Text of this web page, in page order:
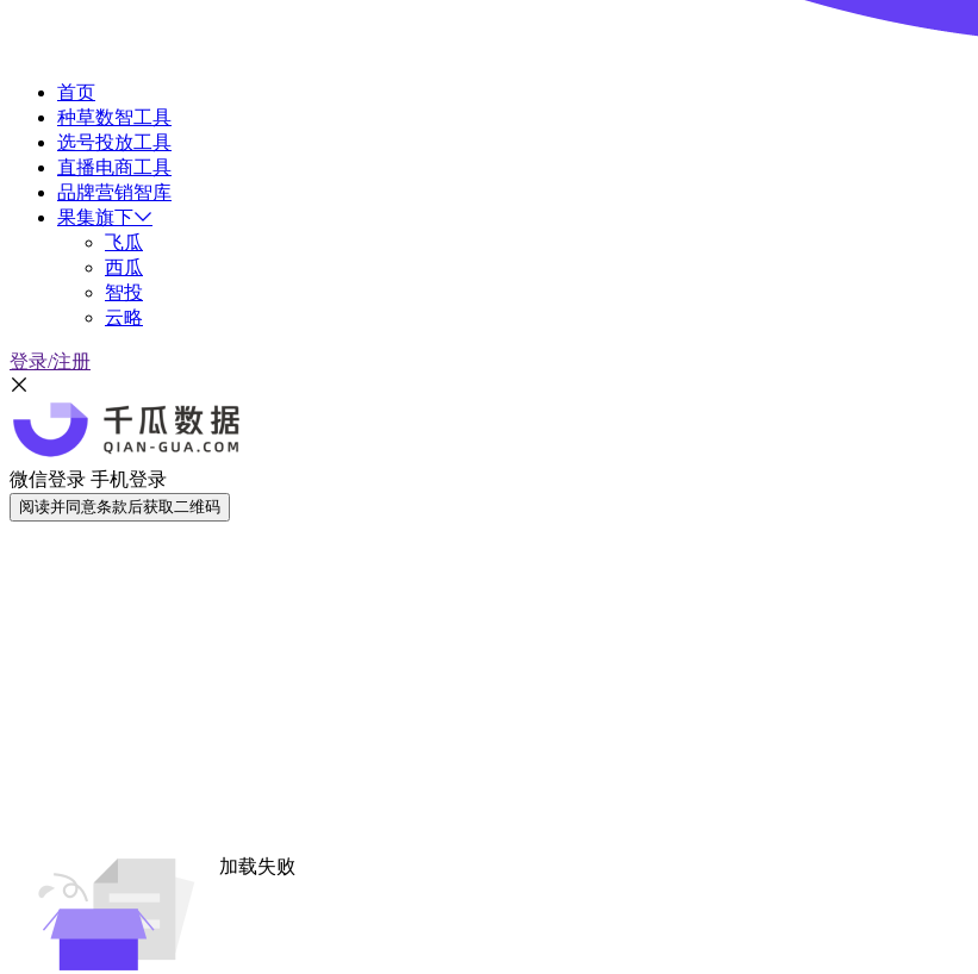
首页
种草数智工具
选号投放工具
直播电商工具
品牌营销智库
果集旗下
飞瓜
西瓜
智投
云略
登录/注册
微信登录 手机登录
阅读并同意条款后获取二维码
加载失败